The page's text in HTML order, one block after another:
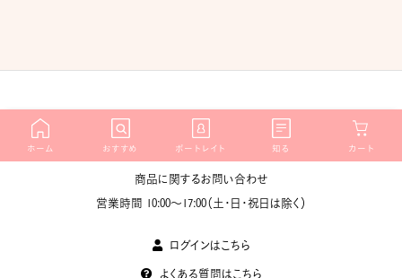
Contact
商品に関するお問い合わせ
営業時間 10:00〜17:00（土・日・祝日は除く）
ログインはこちら
よくある質問はこちら
ホーム おすすめ ポートレイト 知る カート